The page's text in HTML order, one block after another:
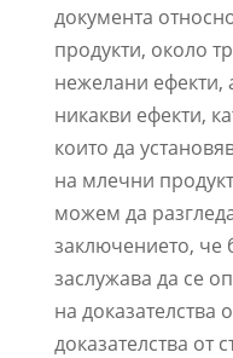
документа
продукти, около
нежелани ефекти,
никакви ефекти,
които да
на млечни
можем да
заключението, че
заслужава да се
на доказателства
доказателства от